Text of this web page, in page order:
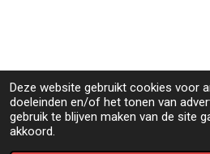
Deze website gebruikt cookies voor
doeleinden en/of het tonen van
gebruik te blijven maken van de site
akkoord.